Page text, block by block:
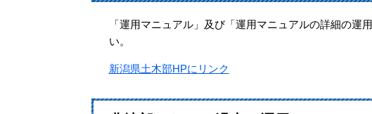
「運用マニュアル」及び「運用マニュアルの詳細の運
い。
新潟県土木部HPにリンク